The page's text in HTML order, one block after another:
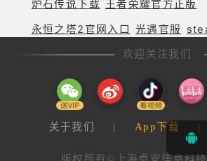
炉石传说下载 王者荣耀官方正版
永恒之塔2官网入口 光遇官服
欢迎关注我们
关于我们 | App下载 |